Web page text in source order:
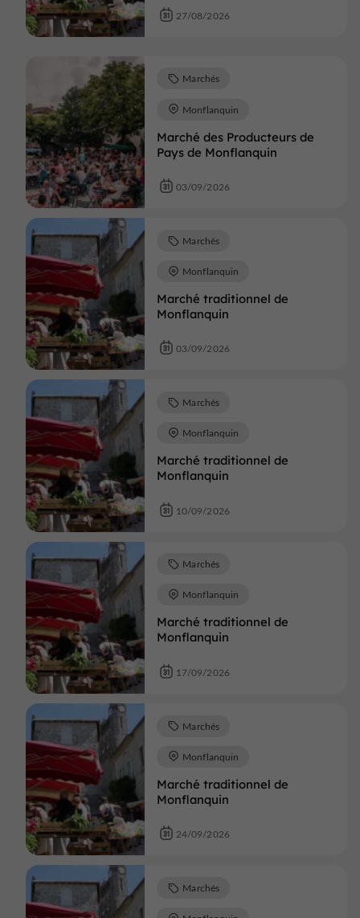
27/08/2026
Marché des Producteurs de
Pays de Monflanquin
Marchés
Monflanquin
03/09/2026
Marché traditionnel de
Monflanquin
Marchés
Monflanquin
03/09/2026
Marché traditionnel de
Monflanquin
Marchés
Monflanquin
10/09/2026
Marché traditionnel de
Monflanquin
Marchés
Monflanquin
17/09/2026
Marché traditionnel de
Monflanquin
Marchés
Monflanquin
24/09/2026
Marchés